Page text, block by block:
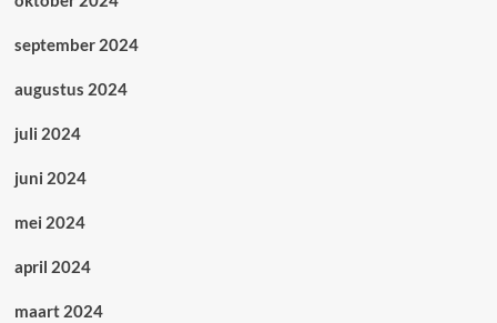
september 2024
augustus 2024
juli 2024
juni 2024
mei 2024
april 2024
maart 2024